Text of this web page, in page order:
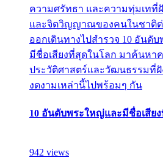
ความศรัทธา และความทุ่มเทที่
และจิตวิญญาณของคนในชาติต่
ออกเดินทางไปสำรวจ 10 อันดั
มีชื่อเสียงที่สุดในโลก มาค้นหา
ประวัติศาสตร์และวัฒนธรรมที่ฝั
งดงามเหล่านี้ไปพร้อมๆ กัน
10 อันดับพระใหญ่และมีชื่อเสีย
942 views